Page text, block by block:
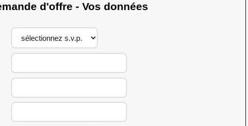
d'offre - Vos données